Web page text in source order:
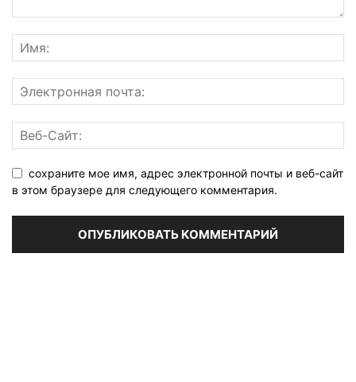
сохраните мое имя, адрес электронной почты и веб-сайт
в этом браузере для следующего комментария.